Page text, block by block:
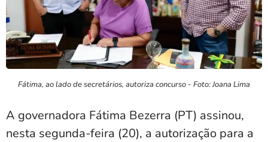
Fátima, ao lado de secretários, autoriza concurso - Foto: Joana Lima
A governadora Fátima Bezerra (PT) assinou,
nesta segunda-feira (20), a autorização para a